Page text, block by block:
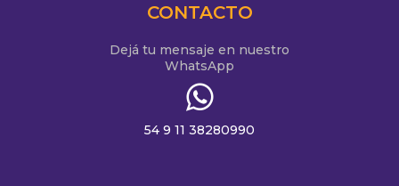
CONTACTO
Dejá tu mensaje en nuestro
WhatsApp
54 9 11 38280990